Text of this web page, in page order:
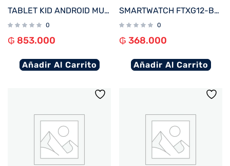
TABLET KID ANDROID MULTILASER NB413 QC/64GB/4G/7″/NEGRO MICKEY DISNEY
0
₲ 853.000
Añadir Al Carrito
SMARTWATCH FTXG12-BB 48MM NEGRO ANDROID/IOS/IA/BT/FREC. CARD/NOTIFICACIONES
0
₲ 368.000
Añadir Al Carrito